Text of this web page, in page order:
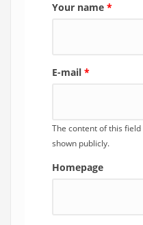
Your name *
E-mail *
The content of this
shown publicly.
Homepage